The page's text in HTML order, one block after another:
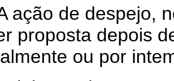
de despejo,
proposta depois
ou por